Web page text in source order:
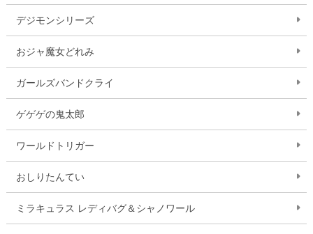
デジモンシリーズ
おジャ魔女どれみ
ガールズバンドクライ
ゲゲゲの鬼太郎
ワールドトリガー
おしりたんてい
ミラキュラス レディバグ＆シャノワール